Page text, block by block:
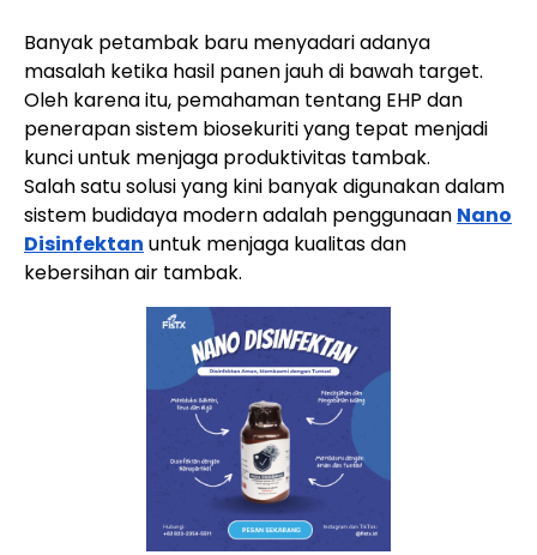
Banyak petambak baru menyadari adanya
masalah ketika hasil panen jauh di bawah target.
Oleh karena itu, pemahaman tentang EHP dan
penerapan sistem biosekuriti yang tepat menjadi
kunci untuk menjaga produktivitas tambak.
Salah satu solusi yang kini banyak digunakan dalam
sistem budidaya modern adalah penggunaan Nano
Disinfektan untuk menjaga kualitas dan
kebersihan air tambak.